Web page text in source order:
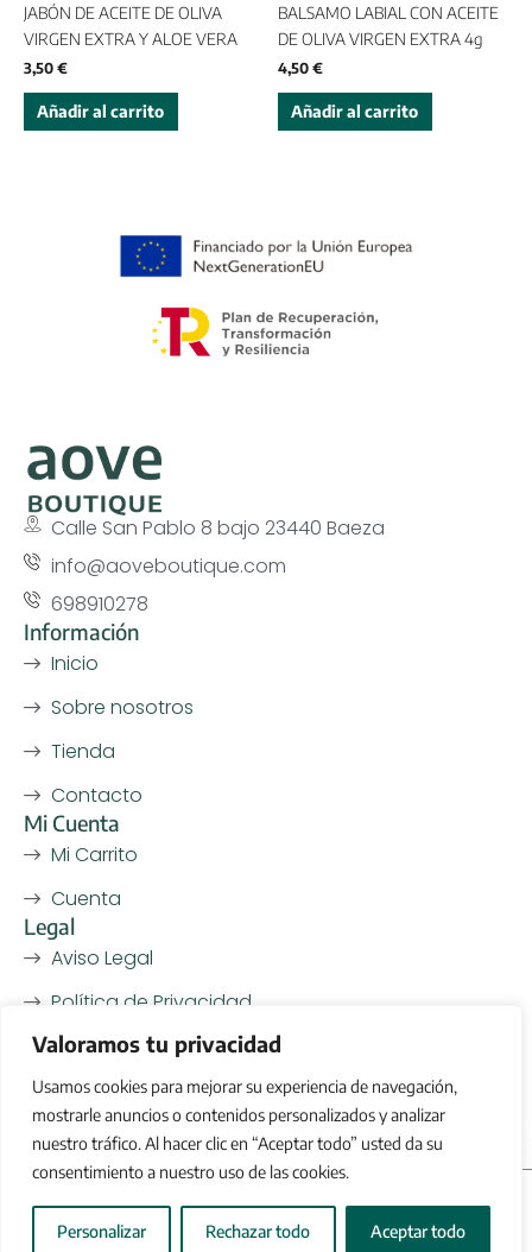
Valoramos tu privacidad
Usamos cookies para mejorar su experiencia de navegación,
mostrarle anuncios o contenidos personalizados y analizar
nuestro tráfico. Al hacer clic en “Aceptar todo” usted da su
consentimiento a nuestro uso de las cookies.
Personalizar Rechazar todo Aceptar todo
JABÓN DE ACEITE DE OLIVA
VIRGEN EXTRA Y ALOE VERA
3,50€
Añadir al carrito
BALSAMO LABIAL CON ACEITE
DE OLIVA VIRGEN EXTRA 4g
4,50€
Añadir al carrito
Calle San Pablo 8 bajo 23440 Baeza
info@aoveboutique.com
698910278
Información
Inicio
Sobre nosotros
Tienda
Contacto
Mi Cuenta
Mi Carrito
Cuenta
Legal
Aviso Legal
Política de Privacidad
Política de Cookies
Política de Devoluciones
Desarrollado por
Mengisoft